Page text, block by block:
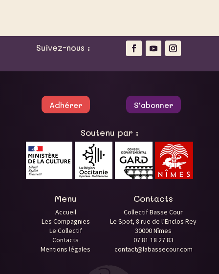
Suivez-nous :
Adhérer S'abonner
Soutenu par :
Menu
Accueil
Les Compagnies
Le Collectif
Contacts
Mentions légales
Contacts
Collectif Basse Cour
Le Spot, 8 rue de l’Enclos Rey
30000 Nîmes
07 81 18 27 83
contact@labassecour.com